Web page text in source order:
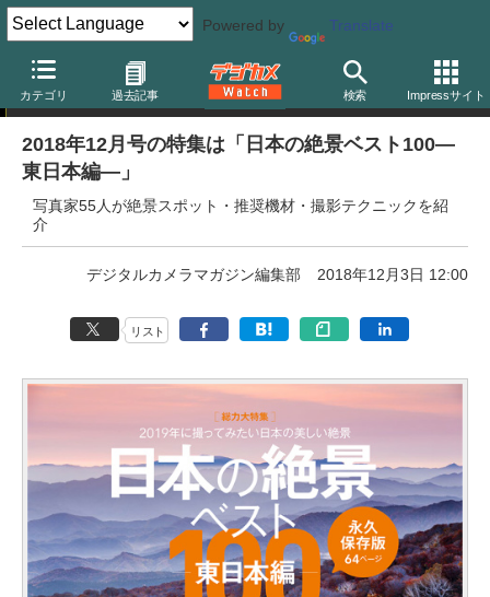
Powered by Translate
カテゴリ 過去記事 検索 Impressサイト
デジタルカメラマガジン
2018年12月号の特集は「日本の絶景ベスト100―
東日本編―」
写真家55人が絶景スポット・推奨機材・撮影テクニックを紹
介
デジタルカメラマガジン編集部 2018年12月3日 12:00
リスト